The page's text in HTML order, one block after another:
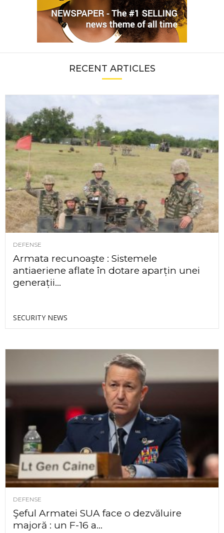
RECENT ARTICLES
DEFENSE
Armata recunoaşte : Sistemele
antiaeriene aflate în dotare aparțin unei
generații...
SECURITY NEWS
DEFENSE
Şeful Armatei SUA face o dezvăluire
majoră : un F-16 a...